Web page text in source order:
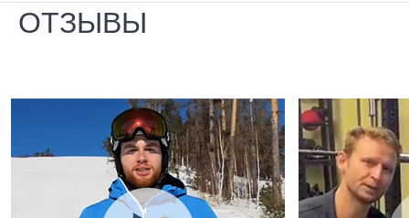
ОТЗЫВЫ